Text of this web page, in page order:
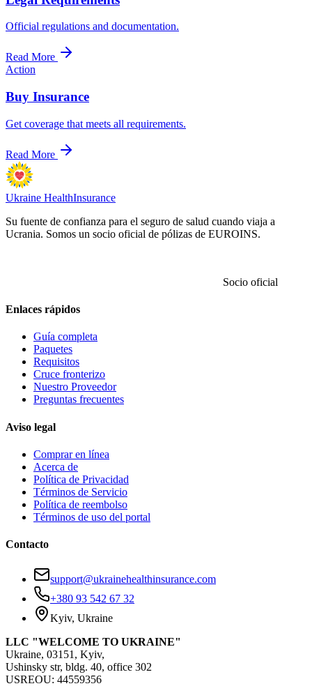
Official regulations and documentation.
Read More
Action
Buy Insurance
Get coverage that meets all requirements.
Read More
Ukraine HealthInsurance
Su fuente de confianza para el seguro de salud cuando viaja a
Ucrania. Somos un socio oficial de pólizas de EUROINS.
Socio oficial
Enlaces rápidos
Guía completa
Paquetes
Requisitos
Cruce fronterizo
Nuestro Proveedor
Preguntas frecuentes
Aviso legal
Comprar en línea
Acerca de
Política de Privacidad
Términos de Servicio
Política de reembolso
Términos de uso del portal
Contacto
support@ukrainehealthinsurance.com
+380 93 542 67 32
Kyiv, Ukraine
LLC "WELCOME TO UKRAINE"
Ukraine, 03151, Kyiv,
Ushinsky str, bldg. 40, office 302
USREOU: 44559356